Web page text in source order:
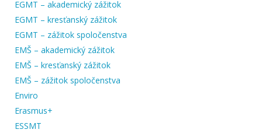
EGMT – akademický zážitok
EGMT – kresťanský zážitok
EGMT – zážitok spoločenstva
EMŠ – akademický zážitok
EMŠ – kresťanský zážitok
EMŠ – zážitok spoločenstva
Enviro
Erasmus+
ESSMT